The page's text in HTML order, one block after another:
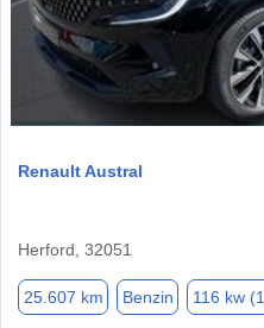
Renault Austral
Herford, 32051
25.607 km Benzin 116 kw